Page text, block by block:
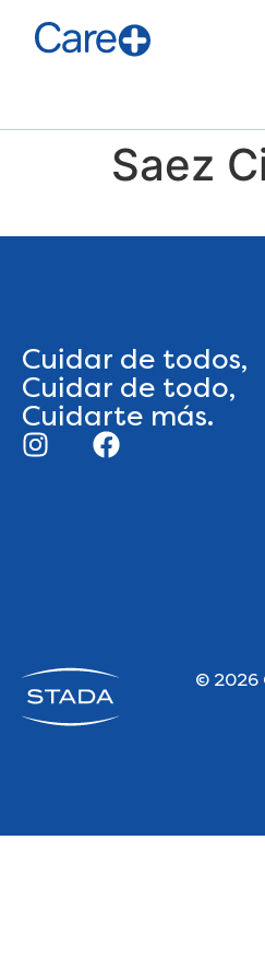
Saez
Cuidar de todos,
Cuidar de todo,
Cuidarte más.
© 2026